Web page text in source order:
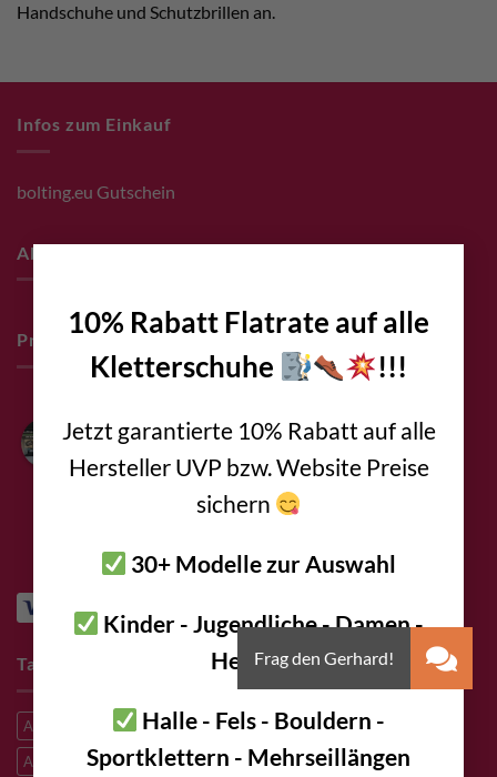
10% Rabatt Flatrate auf alle
Kletterschuhe
!!!
Jetzt garantierte 10% Rabatt auf alle
Hersteller UVP bzw. Website Preise
sichern
30+ Modelle zur Auswahl
Kinder - Jugendliche - Damen -
Herren
Halle - Fels - Bouldern -
Sportklettern - Mehrseillängen
Handschuhe und Schutzbrillen an.
Infos zum Einkauf
bolting.eu Gutschein
About
Pro Deals & Sponsoring
Bolting.eu
Based on 94 reviews
g
e
Tags
A2 A4 steel Alpine climbing
Alpine route
Aluminum
Bestseller Big Wall Climbing
Canyoning